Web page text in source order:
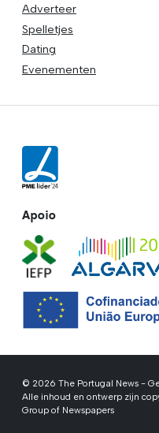
Adverteer
Spelletjes
Dating
Evenementen
Apoio
© 2026 The Portugal News -
Alle inhoud en ontwerp zijn
Group of Newspapers